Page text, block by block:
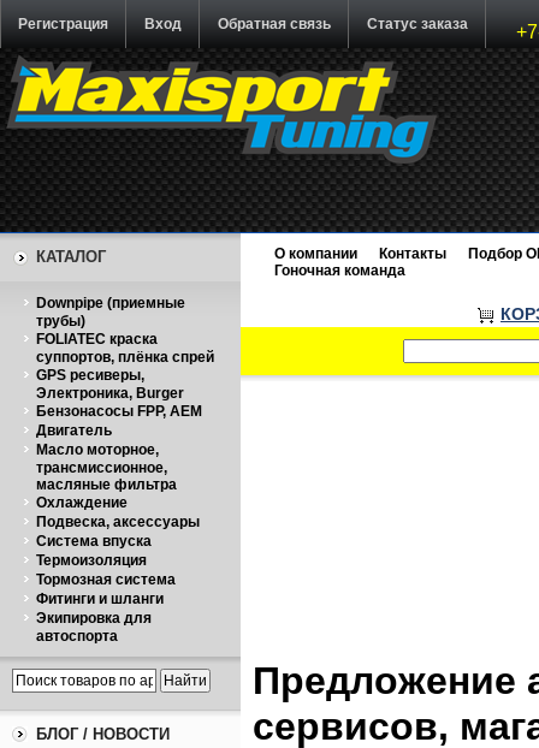
Регистрация Вход Обратная связь Статус заказа
КАТАЛОГ
Downpipe (приемные
трубы)
FOLIATEC краска
суппортов, плёнка спрей
GPS ресиверы,
Электроника, Burger
Бензонасосы FPP, AEM
Двигатель
Масло моторное,
трансмиссионное,
масляные фильтра
Охлаждение
Подвеска, аксессуары
Система впуска
Термоизоляция
Тормозная система
Фитинги и шланги
Экипировка для
автоспорта
БЛОГ / НОВОСТИ
О компании Контакты
Подбор
Гоночная команда
Предложение
сервисов,